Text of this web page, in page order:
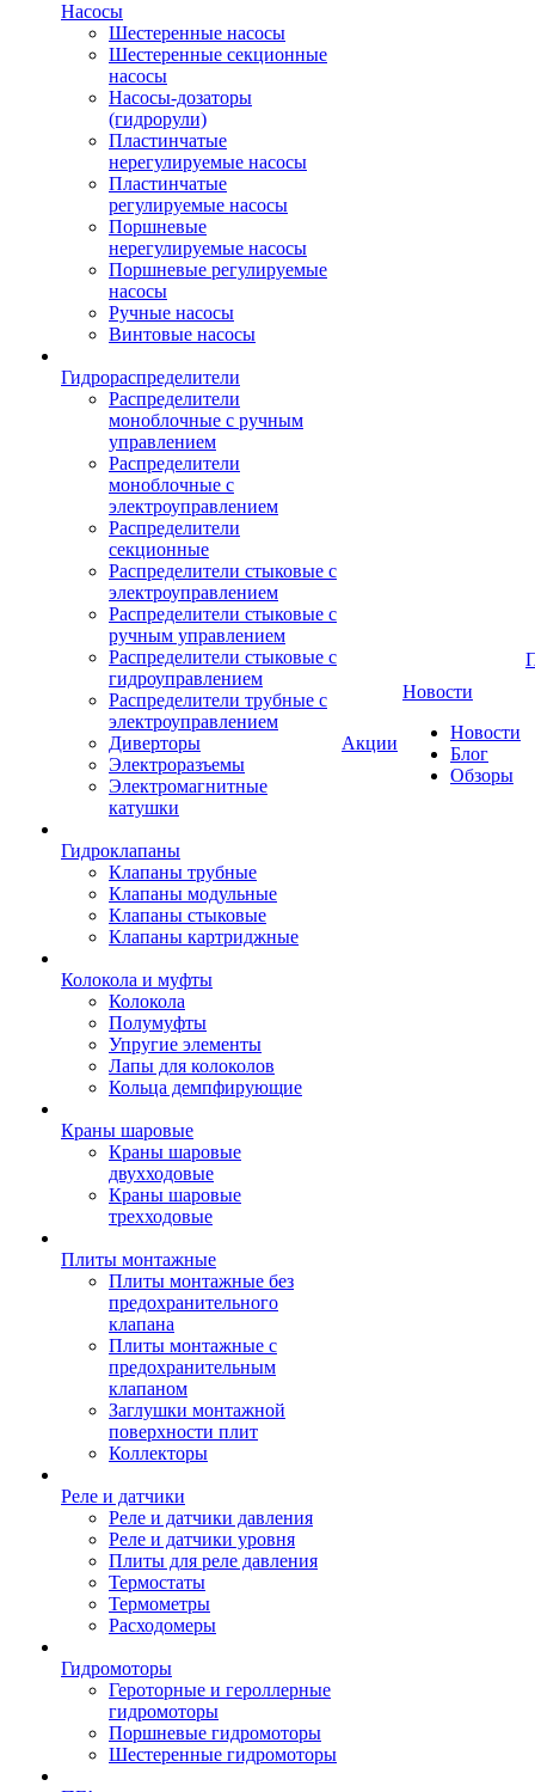
Насосы
Шестеренные насосы
Шестеренные секционные
насосы
Насосы-дозаторы
(гидрорули)
Пластинчатые
нерегулируемые насосы
Пластинчатые
регулируемые насосы
Поршневые
нерегулируемые насосы
Поршневые регулируемые
насосы
Ручные насосы
Винтовые насосы
Гидрораспределители
Распределители
моноблочные с ручным
управлением
Распределители
моноблочные с
электроуправлением
Распределители
секционные
Распределители стыковые с
электроуправлением
Распределители стыковые с
ручным управлением
Распределители стыковые с
гидроуправлением
Распределители трубные с
электроуправлением
Диверторы
Электроразъемы
Электромагнитные
катушки
Гидроклапаны
Клапаны трубные
Клапаны модульные
Клапаны стыковые
Клапаны картриджные
Колокола и муфты
Колокола
Полумуфты
Упругие элементы
Лапы для колоколов
Кольца демпфирующие
Краны шаровые
Краны шаровые
двухходовые
Краны шаровые
трехходовые
Плиты монтажные
Плиты монтажные без
предохранительного
клапана
Плиты монтажные с
предохранительным
клапаном
Заглушки монтажной
поверхности плит
Коллекторы
Реле и датчики
Реле и датчики давления
Реле и датчики уровня
Плиты для реле давления
Термостаты
Термометры
Расходомеры
Гидромоторы
Героторные и героллерные
гидромоторы
Поршневые гидромоторы
Шестеренные гидромоторы
Акции
Новости
Новости
Блог
Обзоры